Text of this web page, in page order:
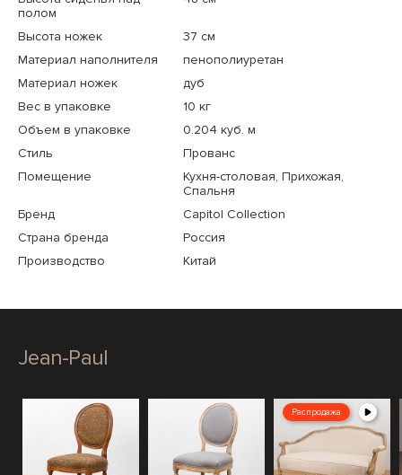
полом
Высота ножек
37 см
Материал наполнителя
пенополиуретан
Материал ножек
дуб
Вес в упаковке
10 кг
Объем в упаковке
0.204 куб. м
Стиль
Прованс
Помещение
Кухня-столовая, Прихожая,
Спальня
Бренд
Capitol Collection
Страна бренда
Россия
Производство
Китай
Jean-Paul
Распродажа